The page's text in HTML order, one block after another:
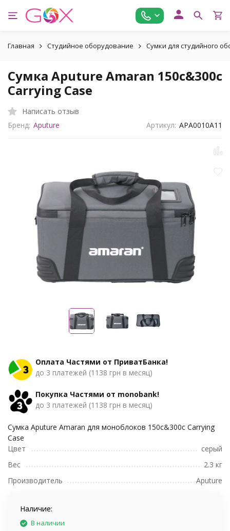
Главная Студийное оборудование Сумки для студийного
Сумка Aputure Amaran 150c&300c
Carrying Case
Написать отзыв
Бренд: Aputure Артикул: APA0010A11
Оплата Частями от ПриватБанка!
до 3 платежей (1138 грн в месяц)
Покупка Частями от monobank!
до 3 платежей (1138 грн в месяц)
Сумка Aputure Amaran для моноблоков 150c&300c Carrying
Case
Цвет
серый
Вес
2.3 кг
Производитель
Aputure
Наличие:
В наличии